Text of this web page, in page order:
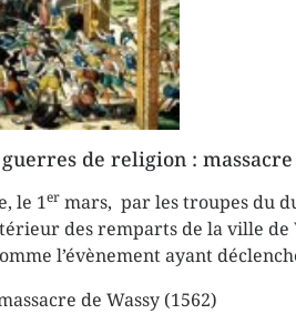
de religion : massacre
le 1er mars, par les troupes du
des remparts de la ville de
l’évènement ayant
de Wassy (1562)